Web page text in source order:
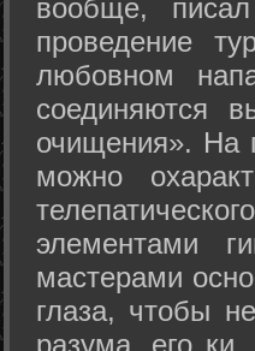
вообще,
проведение
любовном
соединяются
очищения». На
можно
элементами
мастерами
глаза, чтобы
разума, его